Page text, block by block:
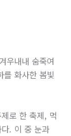
우내내 숨죽여
를 화사한 봄빛
로 한 축제, 먹
. 이 중 눈과